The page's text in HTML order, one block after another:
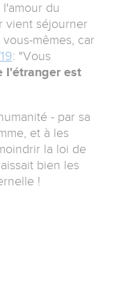
du
vient séjourner
mêmes, car
: "Vous
I'étranger est
- par sa
et à les
la loi de
bien les
!